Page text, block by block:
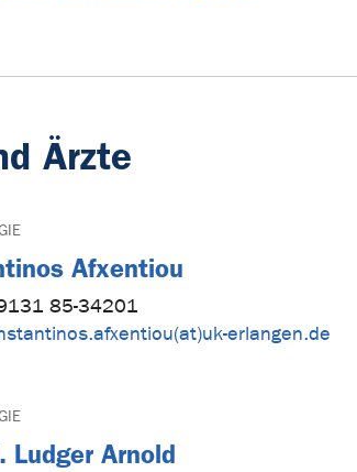
Ärzte
Afxentiou
85-34201
erlangen.de
Ludger Arnold